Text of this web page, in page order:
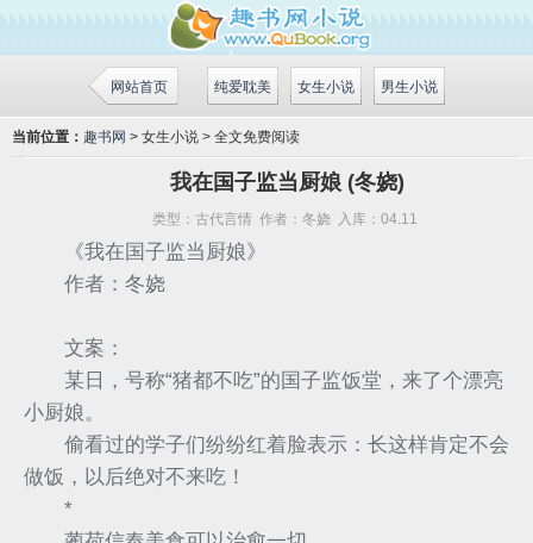
网站首页 男生小说
女生小说
纯爱耽美
当前位置： 趣书网 > 女生小说 > 全文免费阅读
我在国子监当厨娘 (冬娆)
类型：古代言情 作者：冬娆 入库：04.11
《我在国子监当厨娘》
作者：冬娆
文案：
某日，号称“猪都不吃”的国子监饭堂，来了个漂亮
小厨娘。
偷看过的学子们纷纷红着脸表示：长这样肯定不会
做饭，以后绝对不来吃！
*